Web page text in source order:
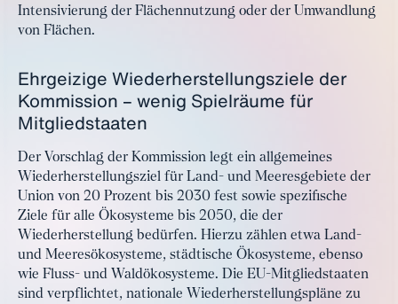
Intensivierung der Flächennutzung oder der Umwandlung
von Flächen.
Ehrgeizige Wiederherstellungsziele der
Kommission – wenig Spielräume für
Mitgliedstaaten
Der Vorschlag der Kommission legt ein allgemeines
Wiederherstellungsziel für Land- und Meeresgebiete der
Union von 20 Prozent bis 2030 fest sowie spezifische
Ziele für alle Ökosysteme bis 2050, die der
Wiederherstellung bedürfen. Hierzu zählen etwa Land-
und Meeresökosysteme, städtische Ökosysteme, ebenso
wie Fluss- und Waldökosysteme. Die EU-Mitgliedstaaten
sind verpflichtet, nationale Wiederherstellungspläne zu